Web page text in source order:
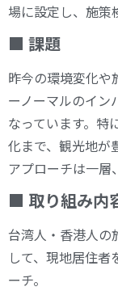
場に設定し、施策
■ 課題
昨今の環境変化や
ーノーマルのイン
なっています。特
化まで、観光地が
アプローチは一層
■ 取り組み内
台湾人・香港人の
して、現地居住
ーチ。